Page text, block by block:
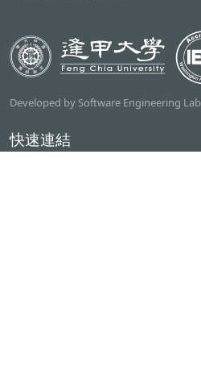
Developed by Software Engineering Lab
快速連結